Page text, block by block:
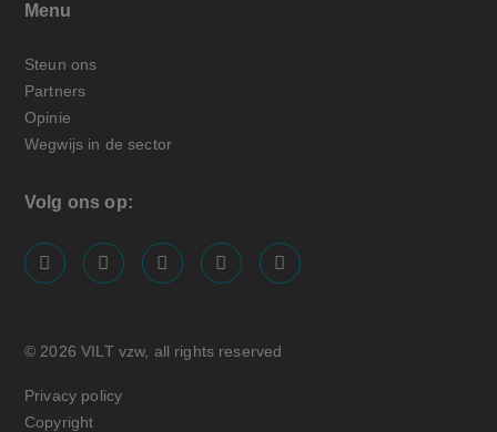
Menu
Steun ons
Partners
Opinie
Wegwijs in de sector
Volg ons op:
screenreader.visit us on our facebook page: https://
screenreader.visit us on our linkedin page:
screenreader.visit us on our
screenreader.visit us on our x
screenreader.visit us on
© 2026 VILT vzw, all rights reserved
Privacy policy
Copyright